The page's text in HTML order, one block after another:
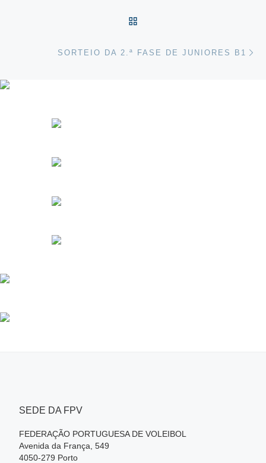
SORTEIO DA 2.ª FASE DE JUNIORES B1
SEDE DA FPV
FEDERAÇÃO PORTUGUESA DE VOLEIBOL
Avenida da França, 549
4050-279 Porto